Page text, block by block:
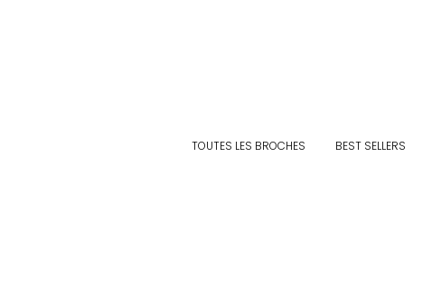
TOUTES LES BROCHES BEST SELLERS